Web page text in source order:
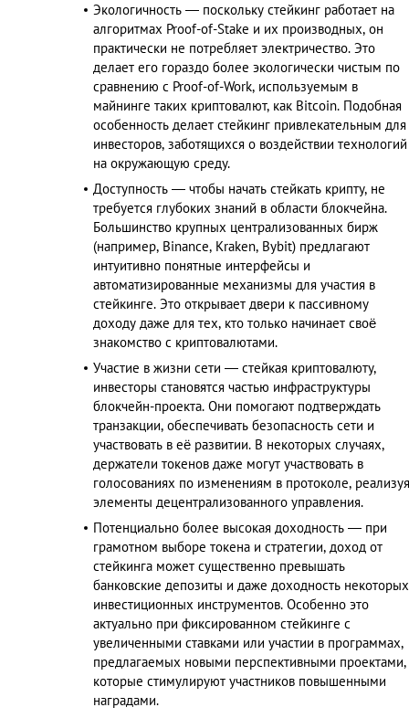
Экологичность — поскольку стейкинг работает на
алгоритмах Proof-of-Stake и их производных, он
практически не потребляет электричество. Это
делает его гораздо более экологически чистым по
сравнению с Proof-of-Work, используемым в
майнинге таких криптовалют, как Bitcoin. Подобная
особенность делает стейкинг привлекательным для
инвесторов, заботящихся о воздействии технологий
на окружающую среду.
Доступность — чтобы начать стейкать крипту, не
требуется глубоких знаний в области блокчейна.
Большинство крупных централизованных бирж
(например, Binance, Kraken, Bybit) предлагают
интуитивно понятные интерфейсы и
автоматизированные механизмы для участия в
стейкинге. Это открывает двери к пассивному
доходу даже для тех, кто только начинает своё
знакомство с криптовалютами.
Участие в жизни сети — стейкая криптовалюту,
инвесторы становятся частью инфраструктуры
блокчейн-проекта. Они помогают подтверждать
транзакции, обеспечивать безопасность сети и
участвовать в её развитии. В некоторых случаях,
держатели токенов даже могут участвовать в
голосованиях по изменениям в протоколе, реализуя
элементы децентрализованного управления.
Потенциально более высокая доходность — при
грамотном выборе токена и стратегии, доход от
стейкинга может существенно превышать
банковские депозиты и даже доходность некоторых
инвестиционных инструментов. Особенно это
актуально при фиксированном стейкинге с
увеличенными ставками или участии в программах,
предлагаемых новыми перспективными проектами,
которые стимулируют участников повышенными
наградами.